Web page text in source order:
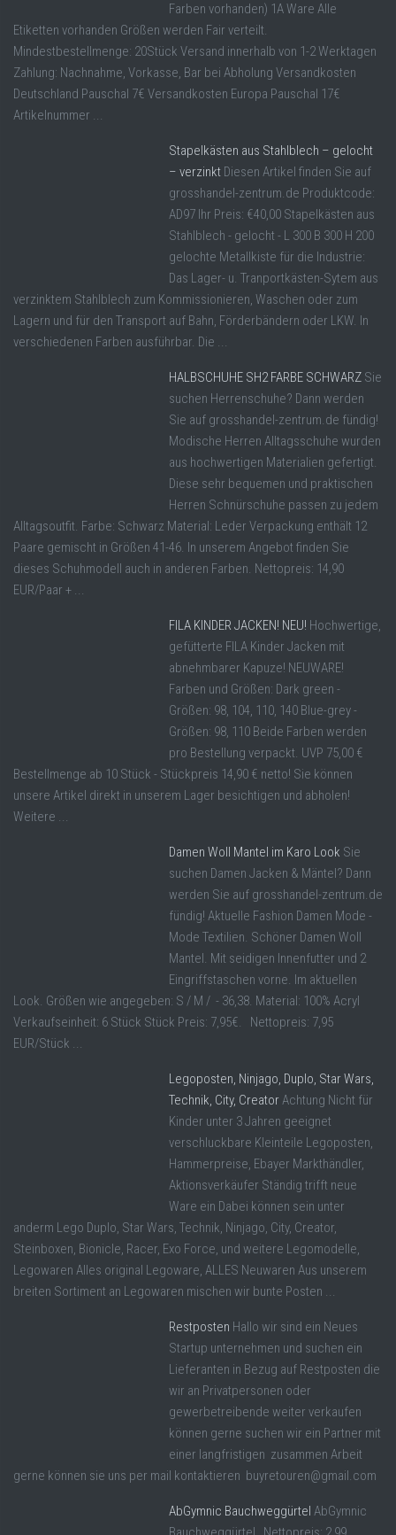
Farben vorhanden) 1A Ware Alle
Etiketten vorhanden Größen werden Fair verteilt.
Mindestbestellmenge: 20Stück Versand innerhalb von 1-2 Werktagen
Zahlung: Nachnahme, Vorkasse, Bar bei Abholung Versandkosten
Deutschland Pauschal 7€ Versandkosten Europa Pauschal 17€
Artikelnummer ...
Stapelkästen aus Stahlblech – gelocht
– verzinkt Diesen Artikel finden Sie auf
grosshandel-zentrum.de Produktcode:
AD97 Ihr Preis: €40,00 Stapelkästen aus
Stahlblech - gelocht - L 300 B 300 H 200
gelochte Metallkiste für die Industrie:
Das Lager- u. Tranportkästen-Sytem aus
verzinktem Stahlblech zum Kommissionieren, Waschen oder zum
Lagern und für den Transport auf Bahn, Förderbändern oder LKW. In
verschiedenen Farben ausführbar. Die ...
HALBSCHUHE SH2 FARBE SCHWARZ Sie
suchen Herrenschuhe? Dann werden
Sie auf grosshandel-zentrum.de fündig!
Modische Herren Alltagsschuhe wurden
aus hochwertigen Materialien gefertigt.
Diese sehr bequemen und praktischen
Herren Schnürschuhe passen zu jedem
Alltagsoutfit. Farbe: Schwarz Material: Leder Verpackung enthält 12
Paare gemischt in Größen 41-46. In unserem Angebot finden Sie
dieses Schuhmodell auch in anderen Farben. Nettopreis: 14,90
EUR/Paar + ...
FILA KINDER JACKEN! NEU! Hochwertige,
gefütterte FILA Kinder Jacken mit
abnehmbarer Kapuze! NEUWARE!
Farben und Größen: Dark green -
Größen: 98, 104, 110, 140 Blue-grey -
Größen: 98, 110 Beide Farben werden
pro Bestellung verpackt. UVP 75,00 €
Bestellmenge ab 10 Stück - Stückpreis 14,90 € netto! Sie können
unsere Artikel direkt in unserem Lager besichtigen und abholen!
Weitere ...
Damen Woll Mantel im Karo Look Sie
suchen Damen Jacken & Mäntel? Dann
werden Sie auf grosshandel-zentrum.de
fündig! Aktuelle Fashion Damen Mode -
Mode Textilien. Schöner Damen Woll
Mantel. Mit seidigen Innenfutter und 2
Eingriffstaschen vorne. Im aktuellen
Look. Größen wie angegeben: S / M / - 36,38. Material: 100% Acryl
Verkaufseinheit: 6 Stück Stück Preis: 7,95€. Nettopreis: 7,95
EUR/Stück ...
Legoposten, Ninjago, Duplo, Star Wars,
Technik, City, CreatorAchtung Nicht für
Kinder unter 3 Jahren geeignet
verschluckbare Kleinteile Legoposten,
Hammerpreise, Ebayer Markthändler,
Aktionsverkäufer Ständig trifft neue
Ware ein Dabei können sein unter
anderm Lego Duplo, Star Wars, Technik, Ninjago, City, Creator,
Steinboxen, Bionicle, Racer, Exo Force, und weitere Legomodelle,
Legowaren Alles original Legoware, ALLES Neuwaren Aus unserem
breiten Sortiment an Legowaren mischen wir bunte Posten ...
Restposten Hallo wir sind ein Neues
Startup unternehmen und suchen ein
Lieferanten in Bezug auf Restposten die
wir an Privatpersonen oder
gewerbetreibende weiter verkaufen
können gerne suchen wir ein Partner mit
einer langfristigen zusammen Arbeit
gerne können sie uns per mail kontaktieren buyretouren@gmail.com
AbGymnic Bauchweggürtel AbGymnic